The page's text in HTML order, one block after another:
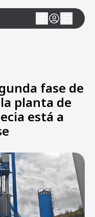
fase de
planta de
está a